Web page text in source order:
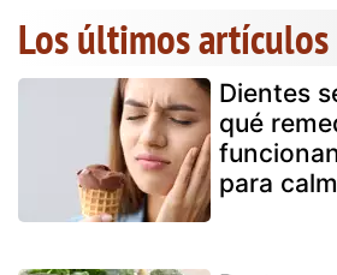
Los últimos artículos
Dientes
qué
para